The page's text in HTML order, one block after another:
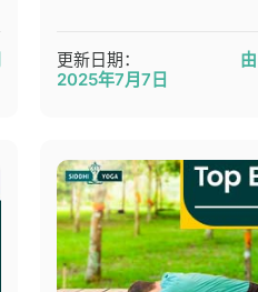
更新日期：
2025年7月7日